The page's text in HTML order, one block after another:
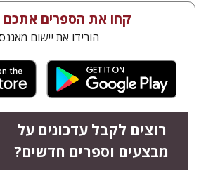
קחו את הספרים אתכם
הורידו את יישום
רוצים לקבל עדכונים על
מבצעים וספרים חדשים?